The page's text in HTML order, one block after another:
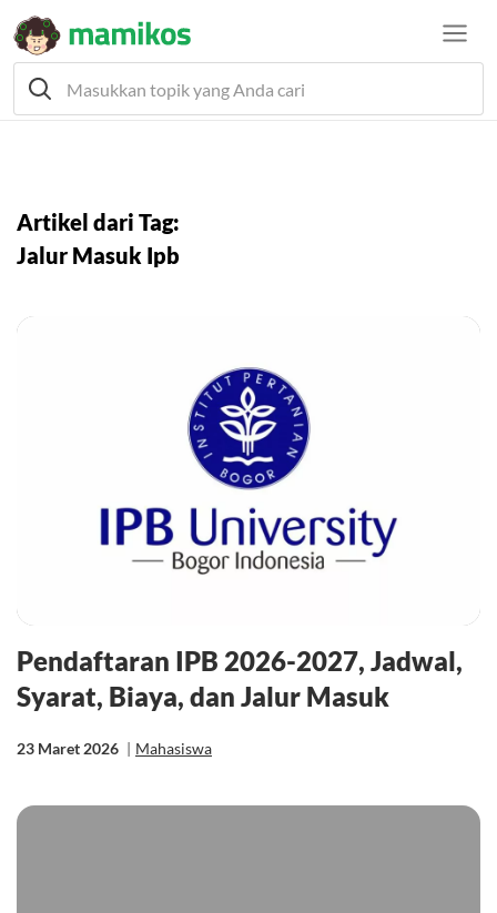
Artikel dari Tag:
Jalur Masuk Ipb
Pendaftaran IPB 2026-2027, Jadwal,
Syarat, Biaya, dan Jalur Masuk
23 Maret 2026 | Mahasiswa